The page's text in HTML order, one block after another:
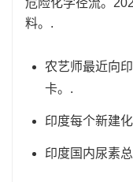
料。.
农艺师最近向
卡。.
印度每个新建
印度国内尿素